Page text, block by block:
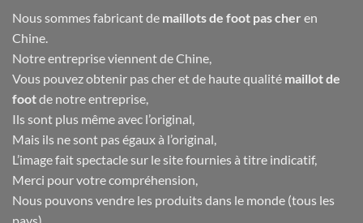
Nous sommes fabricant de maillots de foot pas cher en
Chine.
Notre entreprise viennent de Chine,
Vous pouvez obtenir pas cher et de haute qualité maillot de
footde notre entreprise,
Ils sont plus même avec l’original,
Mais ils ne sont pas égaux à l’original,
L’image fait spectacle sur le site fournies à titre indicatif,
Merci pour votre compréhension,
Nous pouvons vendre les produits dans le monde (tous les